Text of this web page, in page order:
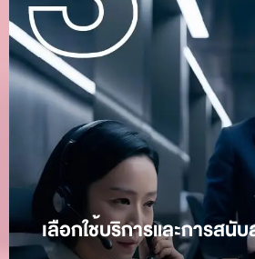
เลือกใช้บริการและการสนั